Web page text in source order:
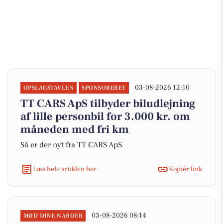
OPSLAGSTAVLEN SPONSORERET 03-08-2026 12:10
TT CARS ApS tilbyder biludlejning
af lille personbil for 3.000 kr. om
måneden med fri km
Så er der nyt fra TT CARS ApS
Læs hele artiklen her Kopiér link
MØD DINE NABOER 03-08-2026 08:14